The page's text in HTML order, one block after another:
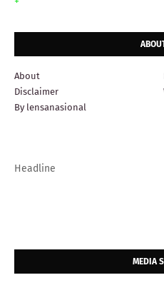
About
Disclaimer
By lensanasional
Headline
MEDIA